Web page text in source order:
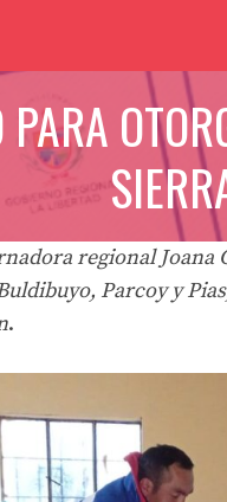
PARA
regional
Parcoy y
.